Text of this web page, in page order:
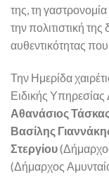
της, τη
την πολιτιστική
αυθεντικότητας
Την Ημερίδα
Ειδικής
Αθανάσιος Τάσκας
Βασίλης
Στεργίου
(Δήμαρχος